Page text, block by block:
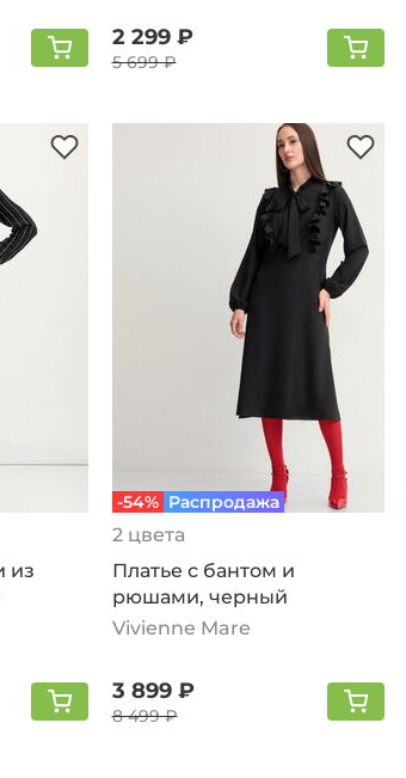
2 299 ₽
5 699 ₽
из
-54% Распродажа
2 цвета
Платье с бантом и
рюшами, черный
Vivienne Mare
3 899 ₽
8 499 ₽